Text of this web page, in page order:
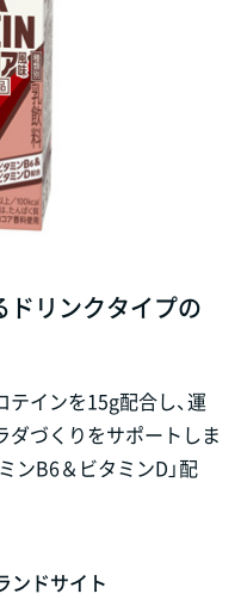
ドリンクタイプの
インを15g配合し、運
づくりをサポートしま
ンB6＆ビタミンD」配
ンドサイト